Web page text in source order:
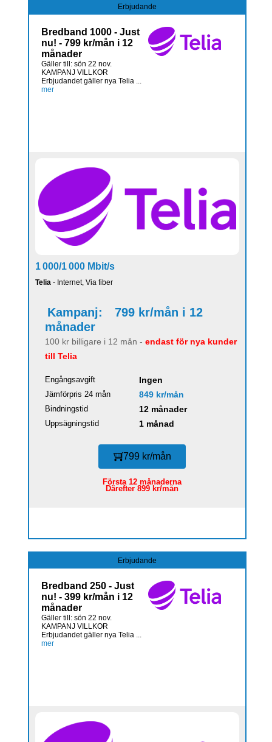
Erbjudande
Bredband 1000 - Just
nu! - 799 kr/mån i 12
månader
Gäller till: sön 22 nov.
KAMPANJ VILLKOR
Erbjudandet gäller nya Telia ...
mer
1 000/1 000 Mbit/s
Telia - Internet, Via fiber
Kampanj:
799 kr/mån i 12
månader
100 kr billigare i 12 mån - endast för nya kunder
till Telia
Engångsavgift Ingen
Jämförpris 24 mån 849 kr/mån
Bindningstid 12 månader
Uppsägningstid 1 månad
799 kr/mån
Första 12 månaderna
Därefter 899 kr/mån
Erbjudande
Bredband 250 - Just
nu! - 399 kr/mån i 12
månader
Gäller till: sön 22 nov.
KAMPANJ VILLKOR
Erbjudandet gäller nya Telia ...
mer